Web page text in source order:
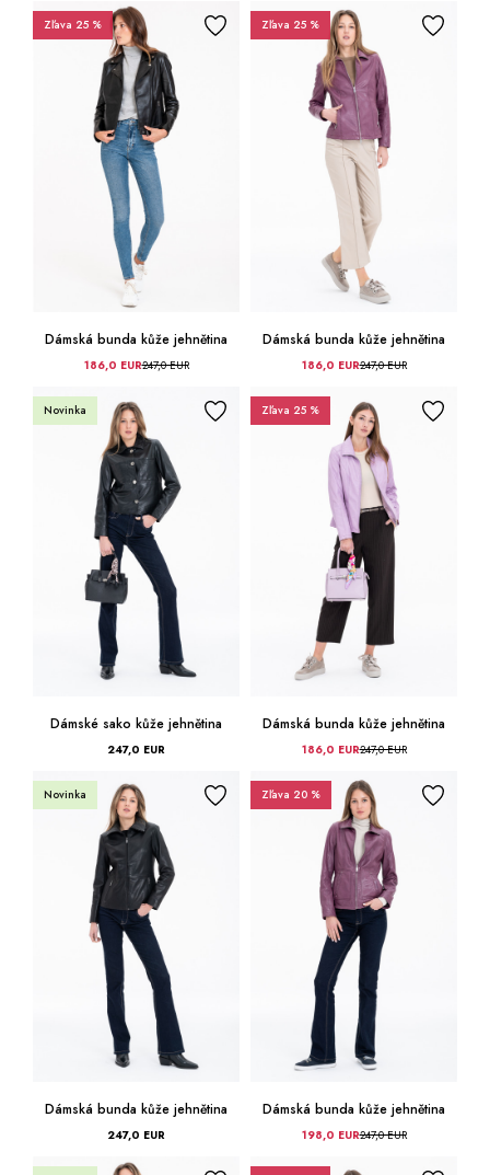
Zľava 25 %
Dámská bunda kůže jehnětina
186,0 EUR247,0 EUR
Zľava 25 %
Dámská bunda kůže jehnětina
186,0 EUR247,0 EUR
Novinka
Dámské sako kůže jehnětina
247,0 EUR
Zľava 25 %
Dámská bunda kůže jehnětina
186,0 EUR247,0 EUR
Novinka
Dámská bunda kůže jehnětina
247,0 EUR
Zľava 20 %
Dámská bunda kůže jehnětina
198,0 EUR247,0 EUR